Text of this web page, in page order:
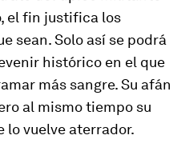
el fin justifica los
sean. Solo así se podrá
histórico en el que
más sangre. Su afán
al mismo tiempo su
vuelve aterrador.